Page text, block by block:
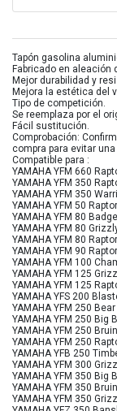
Tapón gasolina
Fabricado en aleación
Mejor durabilidad y
Mejora la estética del
Tipo de competición.
Se reemplaza por el
Fácil sustitución.
Comprobación:
compra para evitar
Compatible para :
YAMAHA YFM 660
YAMAHA YFM 350
YAMAHA YFM 350
YAMAHA YFM 50
YAMAHA YFM 80
YAMAHA YFM 80
YAMAHA YFM 80
YAMAHA YFM 90
YAMAHA YFM 100
YAMAHA YFM 125
YAMAHA YFM 125
YAMAHA YFS 200
YAMAHA YFM 250
YAMAHA YFM 250 Big
YAMAHA YFM 250
YAMAHA YFM 250
YAMAHA YFB 250
YAMAHA YFM 300
YAMAHA YFM 350 Big
YAMAHA YFM 350
YAMAHA YFM 350